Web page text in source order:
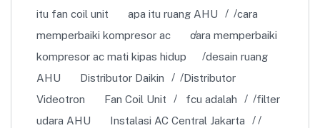
itu fan coil unit
apa itu ruang AHU
cara
memperbaiki kompresor ac
cara memperbaiki
kompresor ac mati kipas hidup
desain ruang
AHU
Distributor Daikin
Distributor
Videotron
Fan Coil Unit fcu adalah
filter
udara AHU
Instalasi AC Central Jakarta